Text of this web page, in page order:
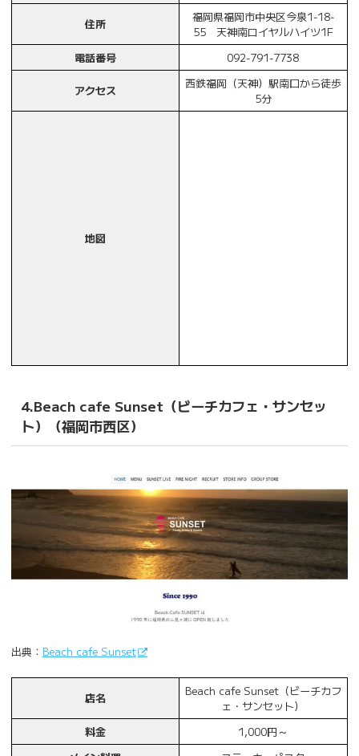
住所
福岡県福岡市中央区今泉1‐18‐
55 天神南ロイヤルハイツ1F
電話番号
092-791-7738
アクセス
西鉄福岡（天神）駅南口から徒歩
5分
地図
4.Beach cafe Sunset（ビーチカフェ・サンセッ
ト）（福岡市西区）
出典： Beach cafe Sunset
店名
Beach cafe Sunset（ビーチカフ
ェ・サンセット）
料金
1,000円～